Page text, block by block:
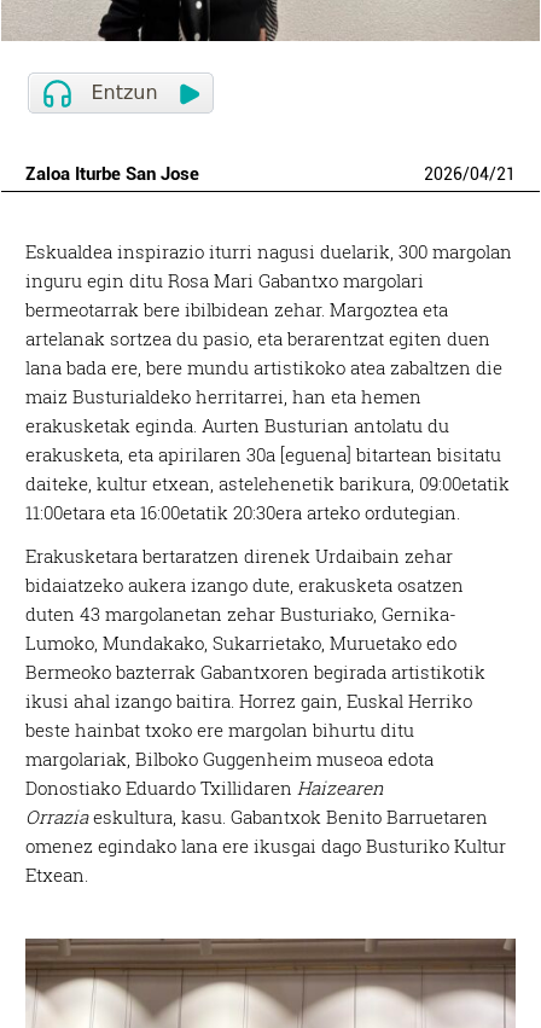
Zaloa Iturbe San Jose 2026/04/21
Eskualdea inspirazio iturri nagusi duelarik, 300 margolan
inguru egin ditu Rosa Mari Gabantxo margolari
bermeotarrak bere ibilbidean zehar. Margoztea eta
artelanak sortzea du pasio, eta berarentzat egiten duen
lana bada ere, bere mundu artistikoko atea zabaltzen die
maiz Busturialdeko herritarrei, han eta hemen
erakusketak eginda. Aurten Busturian antolatu du
erakusketa, eta apirilaren 30a [eguena] bitartean bisitatu
daiteke, kultur etxean, astelehenetik barikura, 09:00etatik
11:00etara eta 16:00etatik 20:30era arteko ordutegian.
Erakusketara bertaratzen direnek Urdaibain zehar
bidaiatzeko aukera izango dute, erakusketa osatzen
duten 43 margolanetan zehar Busturiako, Gernika-
Lumoko, Mundakako, Sukarrietako, Muruetako edo
Bermeoko bazterrak Gabantxoren begirada artistikotik
ikusi ahal izango baitira. Horrez gain, Euskal Herriko
beste hainbat txoko ere margolan bihurtu ditu
margolariak, Bilboko Guggenheim museoa edota
Donostiako Eduardo Txillidaren Haizearen
Orraziaeskultura, kasu. Gabantxok Benito Barruetaren
omenez egindako lana ere ikusgai dago Busturiko Kultur
Etxean.